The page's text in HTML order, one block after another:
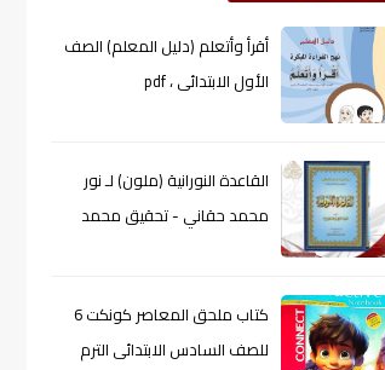
أقرأ وأتعلم (دليل المعلم) الصف
الأول الابتدائى ، pdf
القاعدة النورانية (ملون) لـ نور
محمد حقاني - تحقيق محمد
كتاب ملحق المعاصر كونكت 6
للصف السادس الابتدائى الترم